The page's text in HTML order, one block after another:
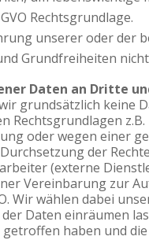
Rechtsgrundlage.
unserer oder der
Grundfreiheiten
Daten an Dritte
grundsätzlich keine
Rechtsgrundlagen
oder wegen einer
der
(externe
Vereinbarung zur
Wir wählen dabei
Daten einräumen
haben und die